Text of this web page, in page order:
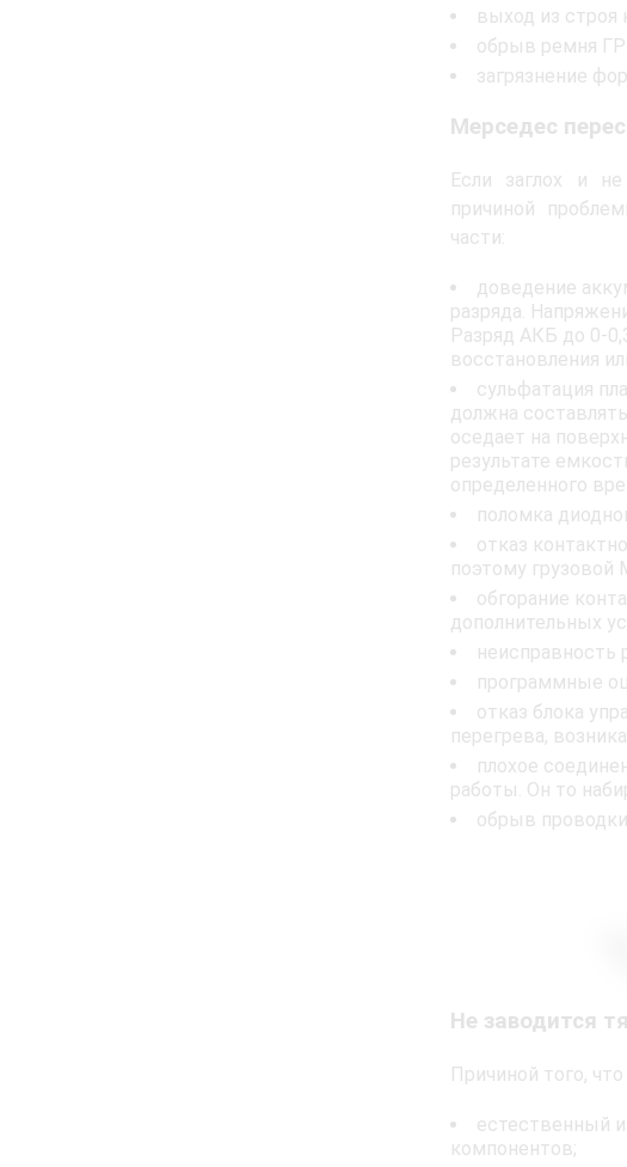
выход из строя
обрыв ремня
загрязнение
Мерседес
Если заглох и
причиной
части:
доведение
разряда.
Разряд АКБ до 0-
восстановления
сульфатация
должна
оседает на
результате
определенного
поломка
отказ
поэтому грузовой
обгорание
дополнительных
неисправность
программные
отказ блока
перегрева,
плохое
работы. Он то
обрыв
Не заводится
Причиной того,
естественный
компонентов;